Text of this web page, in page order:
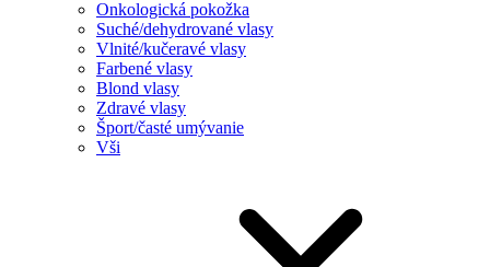
Onkologická pokožka
Suché/dehydrované vlasy
Vlnité/kučeravé vlasy
Farbené vlasy
Blond vlasy
Zdravé vlasy
Šport/časté umývanie
Vši